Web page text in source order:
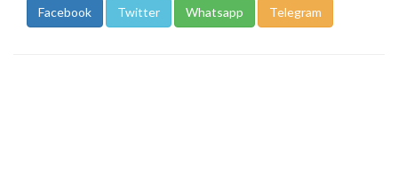
Facebook Twitter Whatsapp Telegram